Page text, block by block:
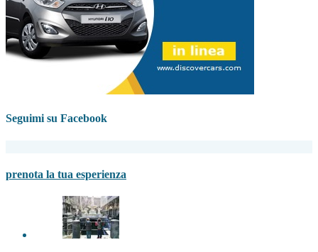
Seguimi su Facebook
prenota la tua esperienza